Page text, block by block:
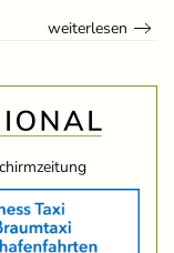
weiterlesen